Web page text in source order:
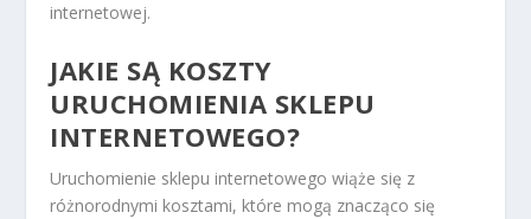
internetowej.
JAKIE SĄ KOSZTY
URUCHOMIENIA SKLEPU
INTERNETOWEGO?
Uruchomienie sklepu internetowego wiąże się z
różnorodnymi kosztami, które mogą znacząco się